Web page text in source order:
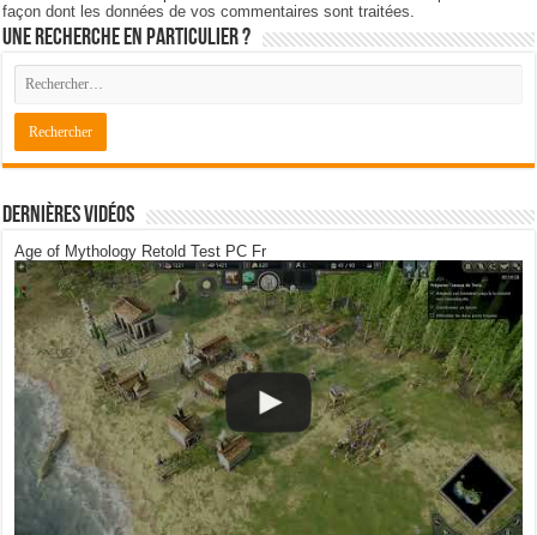
façon dont les données de vos commentaires sont traitées.
Une recherche en particulier ?
Dernières Vidéos
Age of Mythology Retold Test PC Fr